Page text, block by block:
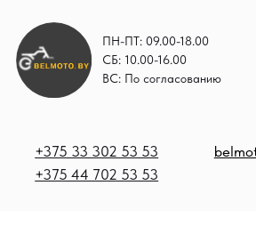
ПН-ПТ: 09.00-18.00
СБ: 10.00-16.00
ВС: По согласованию